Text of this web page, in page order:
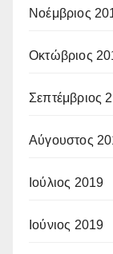
Νοέμβριος
Οκτώβριος
Σεπτέμβριος
Αύγουστος
Ιούλιος 2019
Ιούνιος 2019